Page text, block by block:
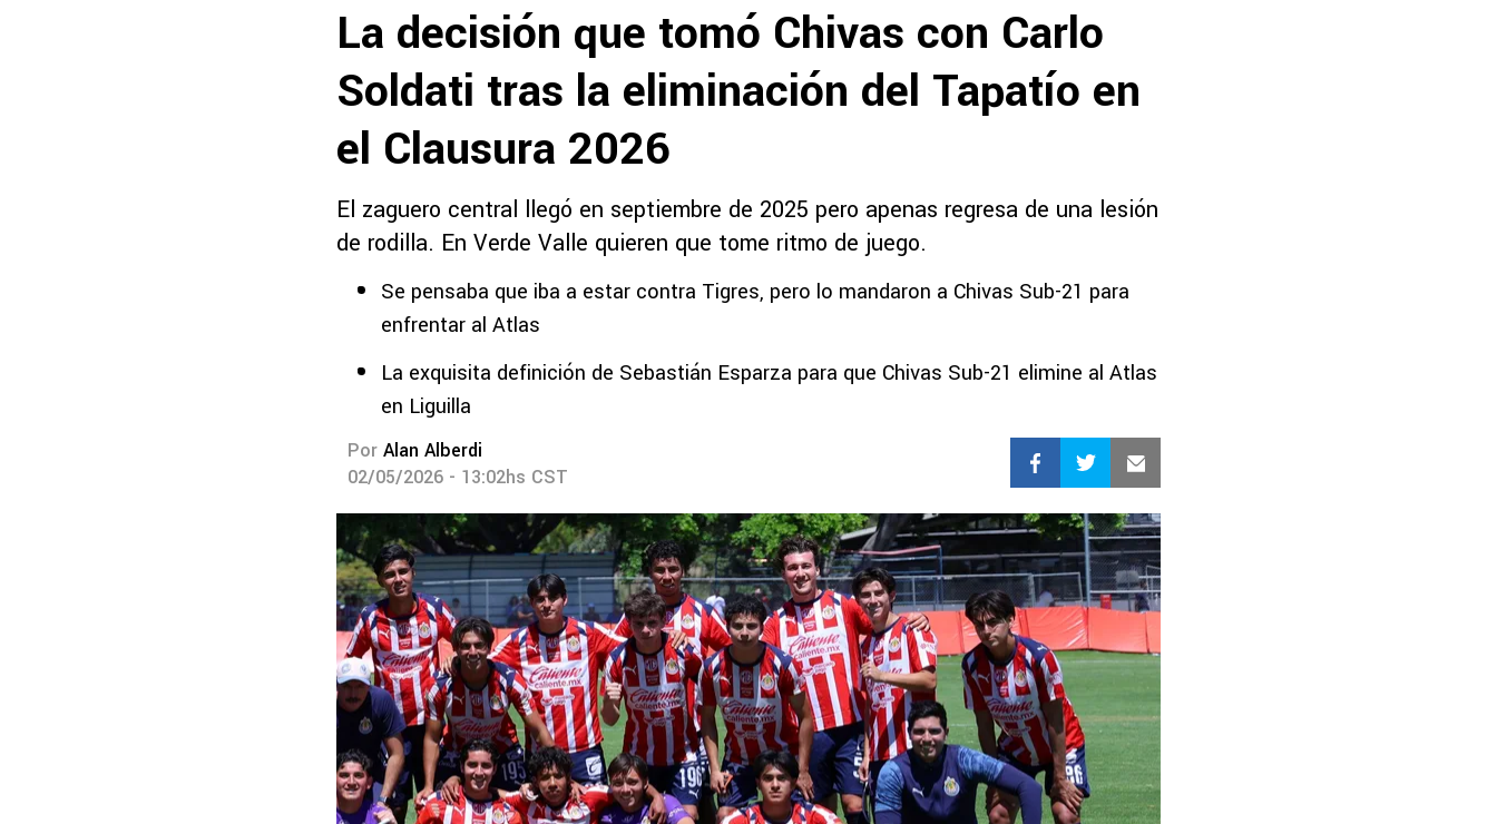
La decisión que tomó Chivas con Carlo
Soldati tras la eliminación del Tapatío en
el Clausura 2026
El zaguero central llegó en septiembre de 2025 pero apenas regresa de una lesión
de rodilla. En Verde Valle quieren que tome ritmo de juego.
Se pensaba que iba a estar contra Tigres, pero lo mandaron a Chivas Sub-21 para
enfrentar al Atlas
La exquisita definición de Sebastián Esparza para que Chivas Sub-21 elimine al Atlas
en Liguilla
Por Alan Alberdi
02/05/2026 - 13:02hs CST